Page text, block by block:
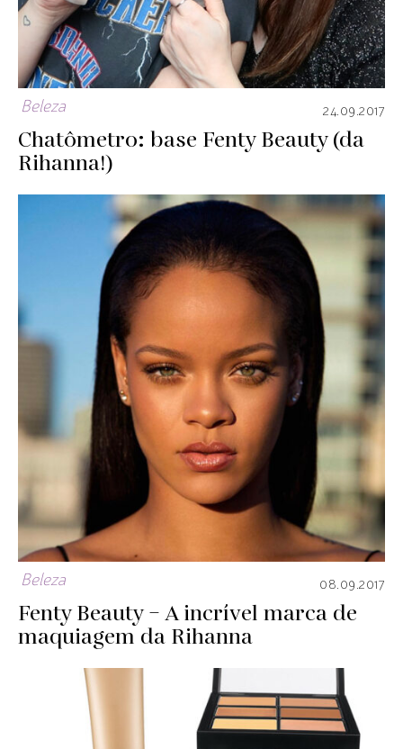
Beleza 24.09.2017
Chatômetro: base Fenty Beauty (da
Rihanna!)
Beleza 08.09.2017
Fenty Beauty – A incrível marca de
maquiagem da Rihanna